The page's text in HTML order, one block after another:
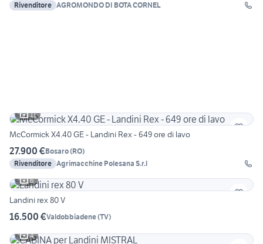
Rivenditore AGROMONDO DI BOTA CORNEL
11
McCormick X4.40 GE - Landini Rex - 649 ore di lavo
27.900 €Bosaro(RO)
Rivenditore Agrimacchine Polesana S.r.l
6
Landini rex 80 V
16.500 €Valdobbiadene(TV)
4